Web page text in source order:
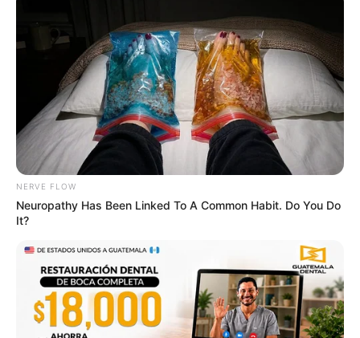
Neuropathy Has Been Linked To A Common Habit.
Do You Do It?
NERVE FLOW
NERVE FLOW
Neuropathy Has Been Linked To A Common Habit. Do You Do
It?